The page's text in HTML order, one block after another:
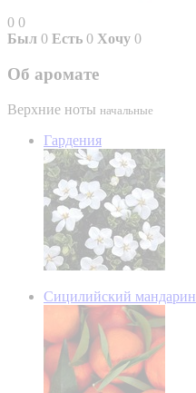
0 0
Был 0 Есть 0 Хочу 0
Об аромате
Верхние ноты начальные
Гардения
Сицилийский мандарин